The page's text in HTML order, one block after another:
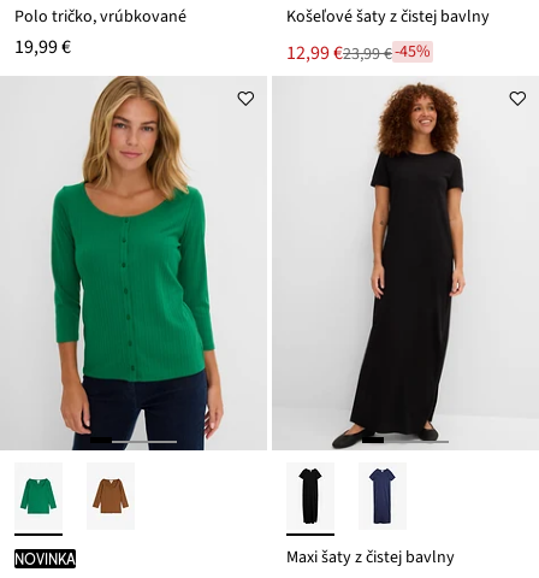
Polo tričko, vrúbkované
19,99 €
Košeľové šaty z čistej bavlny
Nová
cena
12,99 €
Zľava 23,99 €-45%
novinka Maxi šaty z čistej bavlny